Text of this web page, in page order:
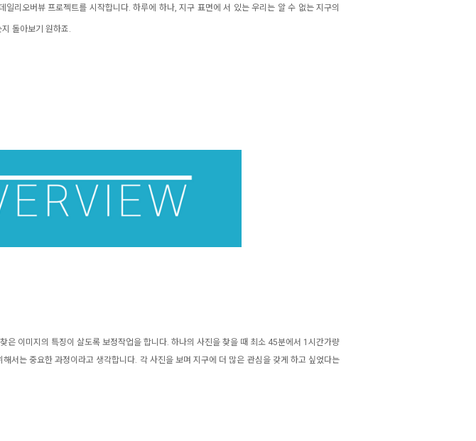
리오버뷰 프로젝트를 시작합니다. 하루에 하나, 지구 표면에 서 있는 우리는 알 수 없는 지구의
돌아보기 원하죠.
이미지의 특징이 살도록 보정작업을 합니다. 하나의 사진을 찾을 때 최소 45분에서 1시간가량
서는 중요한 과정이라고 생각합니다. 각 사진을 보며 지구에 더 많은 관심을 갖게 하고 싶었다는